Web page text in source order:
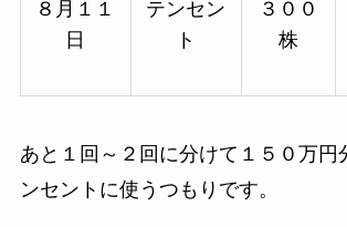
８月１１
日
テンセン
ト
３００
株
あと１回～２回に分けて１５０万円
ンセントに使うつもりです。